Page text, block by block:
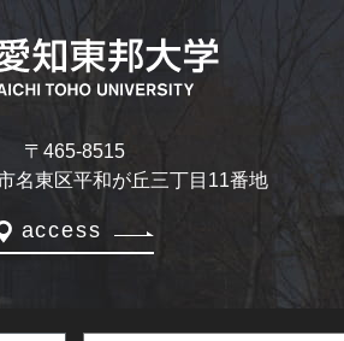
〒465-8515
名東区平和が丘三丁目11番地
access